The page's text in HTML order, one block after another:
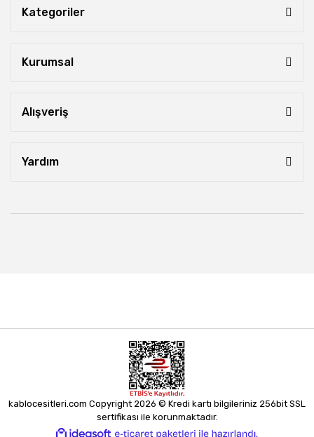
Kategoriler
Kurumsal
Alışveriş
Yardım
kablocesitleri.com Copyright 2026 © Kredi kartı bilgileriniz 256bit SSL
sertifikası ile korunmaktadır.
ideasoft e-